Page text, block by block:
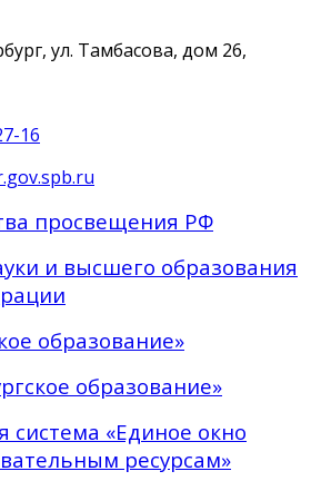
ул. Тамбасова, дом 26,
16
просвещения РФ
и высшего образования
образование»
образование»
«Единое окно
ресурсам»